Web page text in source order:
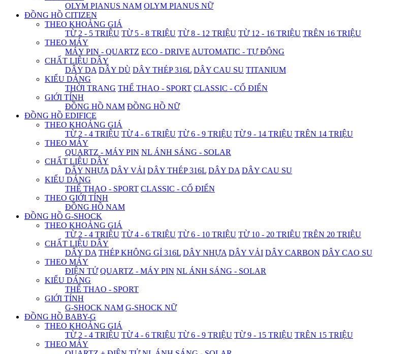
OLYM PIANUS NAM OLYM PIANUS NỮ
ĐỒNG HỒ CITIZEN
THEO KHOẢNG GIÁ
TỪ 2 - 5 TRIỆU TỪ 5 - 8 TRIỆU TỪ 8 - 12 TRIỆU TỪ 12 - 16 TRIỆU TRÊN 16 TRIỆU
THEO MÁY
MÁY PIN - QUARTZ ECO - DRIVE AUTOMATIC - TỰ ĐỘNG
CHẤT LIỆU DÂY
DÂY DA DÂY DÙ DÂY THÉP 316L DÂY CAU SU TITANIUM
KIỂU DÁNG
THỜI TRANG THỂ THAO - SPORT CLASSIC - CỔ ĐIỂN
GIỚI TÍNH
ĐỒNG HỒ NAM ĐỒNG HỒ NỮ
ĐỒNG HỒ EDIFICE
THEO KHOẢNG GIÁ
TỪ 2 - 4 TRIỆU TỪ 4 - 6 TRIỆU TỪ 6 - 9 TRIỆU TỪ 9 - 14 TRIỆU TRÊN 14 TRIỆU
THEO MÁY
QUARTZ - MÁY PIN NL ÁNH SÁNG - SOLAR
CHẤT LIỆU DÂY
DÂY NHỰA DÂY VẢI DÂY THÉP 316L DÂY DA DÂY CAU SU
KIỂU DÁNG
THỂ THAO - SPORT CLASSIC - CỔ ĐIỂN
THEO GIỚI TÍNH
ĐỒNG HỒ NAM
ĐỒNG HỒ G-SHOCK
THEO KHOẢNG GIÁ
TỪ 2 - 4 TRIỆU TỪ 4 - 6 TRIỆU TỪ 6 - 10 TRIỆU TỪ 10 - 20 TRIỆU TRÊN 20 TRIỆU
CHẤT LIỆU DÂY
DÂY DA THÉP KHÔNG GỈ 316L DÂY NHỰA DÂY VẢI DÂY CARBON DÂY CAO SU
THEO MÁY
ĐIỆN TỬ QUARTZ - MÁY PIN NL ÁNH SÁNG - SOLAR
KIỂU DÁNG
THỂ THAO - SPORT
GIỚI TÍNH
G-SHOCK NAM G-SHOCK NỮ
ĐỒNG HỒ BABY-G
THEO KHOẢNG GIÁ
TỪ 2 - 4 TRIỆU TỪ 4 - 6 TRIỆU TỪ 6 - 9 TRIỆU TỪ 9 - 15 TRIỆU TRÊN 15 TRIỆU
THEO MÁY